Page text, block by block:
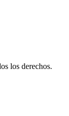
los derechos.